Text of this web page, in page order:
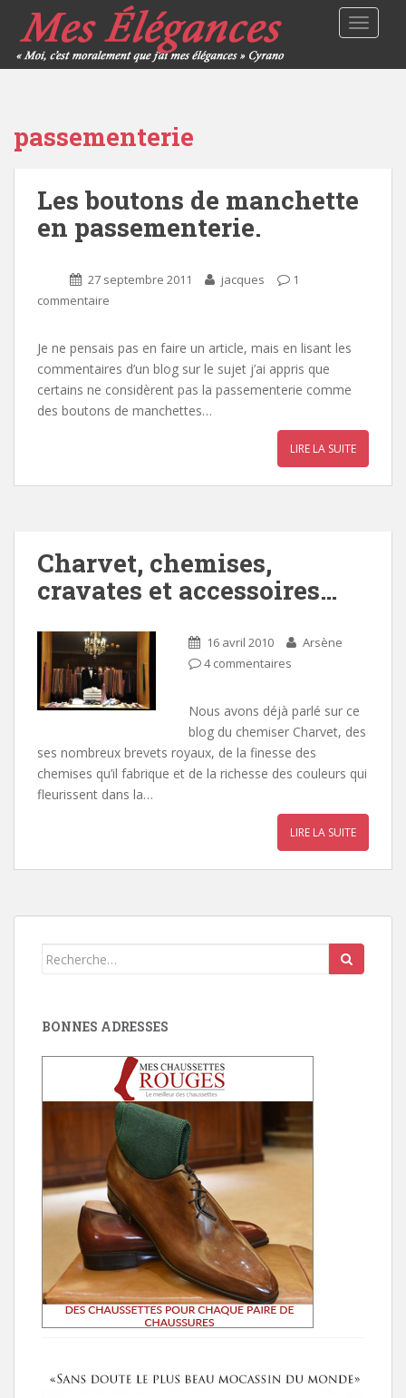
passementerie
Les boutons de manchette
en passementerie.
27 septembre 2011 jacques
1
commentaire
Je ne pensais pas en faire un article, mais en lisant les
commentaires d’un blog sur le sujet j’ai appris que
certains ne considèrent pas la passementerie comme
des boutons de manchettes…
LIRE LA SUITE
Charvet, chemises,
cravates et accessoires…
16 avril 2010
Arsène
4 commentaires
Nous avons déjà parlé sur ce
blog du chemiser Charvet, des
ses nombreux brevets royaux, de la finesse des
chemises qu’il fabrique et de la richesse des couleurs qui
fleurissent dans la…
LIRE LA SUITE
Search
BONNES ADRESSES